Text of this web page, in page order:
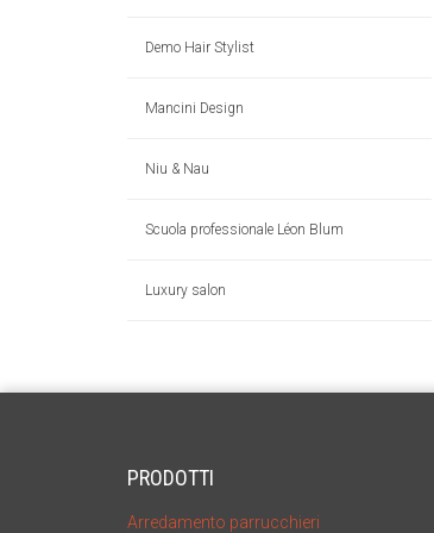
Demo Hair Stylist
Mancini Design
Niu & Nau
Scuola professionale Léon Blum
Luxury salon
PRODOTTI
Arredamento parrucchieri